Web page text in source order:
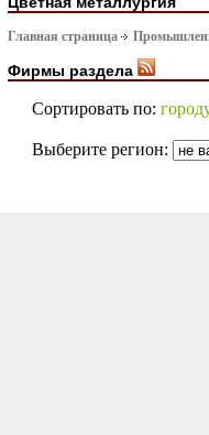
Главная страница
Фирмы раздела
Сортировать по:
Выберите регион: